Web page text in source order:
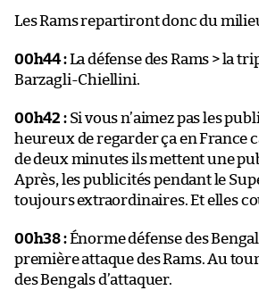
Les Rams repartiront donc du
00h44 :La défense des Rams > la
Barzagli-Chiellini.
00h42 :Si vous n’aimez pas les
heureux de regarder ça en France
de deux minutes ils mettent une
Après, les publicités pendant le
toujours extraordinaires. Et elles
00h38 :Énorme défense des
première attaque des Rams. Au
des Bengals d’attaquer.